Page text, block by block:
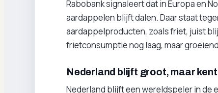
Rabobank signaleert dat in Europa en
aardappelen blijft dalen. Daar staat
aardappelproducten, zoals friet, juist
frietconsumptie nog laag, maar
Nederland blijft groot, maar
Nederland blijft een wereldspeler in de